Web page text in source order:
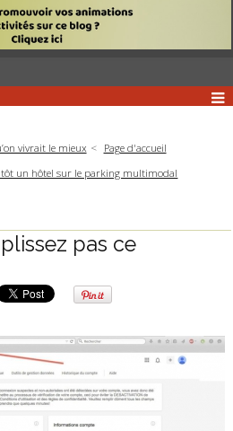
vivrait le mieux
Page d'accueil
un hôtel sur le parking multimodal
pas ce